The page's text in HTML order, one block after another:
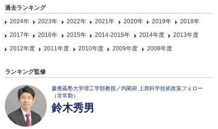
過去ランキング
2024年
2023年 2022年 2021年 2020年 2019年
2018年
2017年
2016年 2015年 2014-2015年 2014年度
2013年度
2012年度
2011年度 2010年度 2009年度 2008年度
ランキング監修
慶應義塾大学理工学部教授／内閣府 上席科学技術政策フェロー
（非常勤）
鈴木秀男